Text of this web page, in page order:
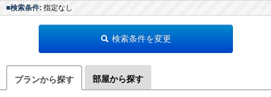
■検索条件: 指定なし
検索条件を変更
プランから探す 部屋から探す